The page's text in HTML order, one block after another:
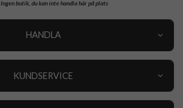
Ingen butik, du kan inte handla här på plats
HANDLA
KUNDSERVICE